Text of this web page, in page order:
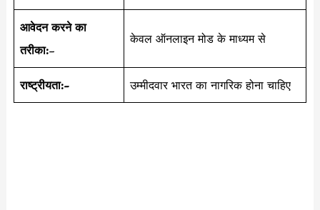
आवेदन करने का
तरीका:–
केवल ऑनलाइन मोड के माध्यम से
राष्ट्रीयता:- उम्मीदवार भारत का नागरिक होना चाहिए